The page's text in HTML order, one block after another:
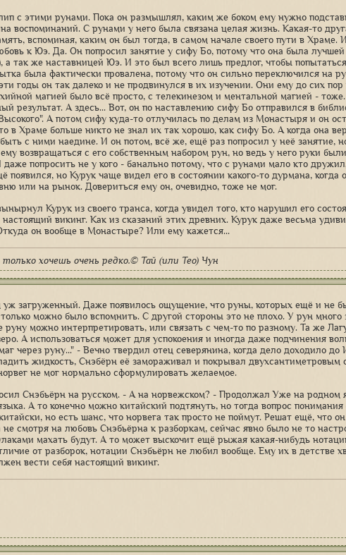
с этими рунами. Пока он размышлял, каким же боком ему нужно
воспоминаний. С рунами у него была связана целая жизнь. Какая-то
вспоминая, каким он был тогда, в самом начале своего пути в Храме.
к Юэ. Да. Он попросил занятие у сифу Бо, потому что она была
а так же наставницей Юэ. И это был всего лишь предлог, чтобы
была фактически провалена, потому что он сильно переключился на
годы он так далеко и не продвинулся в их изучении. Они ему до сих пор
магией было всё просто, с телекинезом и ментальной магией -
результат. А здесь... Вот, он по наставлению сифу Бо отправился в
А потом сифу куда-то отлучилась по делам из Монастыря и он
в Храме больше никто не знал их так хорошо, как сифу Бо. А когда она
с ними наедине. И он потом, всё же, ещё раз попросил у неё занятие,
возвращаться с его собственным набором рун, но ведь у него руки
попросить не у кого - банально потому, что с рунами мало кто
появился, но Курук чаще видел его в состоянии какого-то дурмана, когда
или на рынок. Довериться ему он, очевидно, тоже не мог.
Курук из своего транса, когда увидел того, кто нарушил его
викинг. Как из сказаний этих древних. Курук даже весьма
он вообще в Монастыре? Или ему кажется...
хочешь очень редко.© Тай (или Тео) Чун
загруженный. Даже появилось ощущение, что руны, которых ещё и не
можно было вспомнить. С другой стороны это не плохо. У рун много
можно интерпретировать, или связать с чем-то по разному. Та же
А использоваться может для успокоения и иногда даже подчинения
через руну..." - Вечно твердил отец северянина, когда дело доходило
жидкость, Снэбёрн её замораживал и покрывал двухсантиметровым
не мог нормально сформулировать желаемое.
Снэбьёрн на русском. - А на норвежском? - Продолжал Уже на родном
А то конечно можно китайский подтянуть, но тогда вопрос понимания
но есть шанс, что норвега так просто не поймут. Решат ещё, что
не смотря на любовь Снэбьёрна к разборкам, сейчас явно было не то
махать будут. А то может выскочит ещё рыжая какая-нибудь
от разборок, нотации Снэбьёрн не любил вообще. Ему их в детстве
вести себя настоящий викинг.